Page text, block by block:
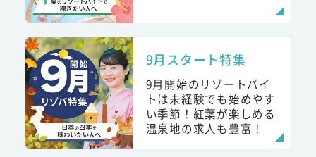
9月スタート特集
9月開始のリゾートバイ
トは未経験でも始めやす
い季節！紅葉が楽しめる
温泉地の求人も豊富！